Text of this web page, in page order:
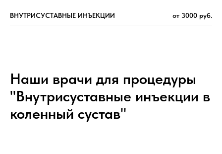
ВНУТРИСУСТАВНЫЕ ИНЪЕКЦИИ от 3000 руб.
Наши врачи для процедуры
"Внутрисуставные инъекции в
коленный сустав"